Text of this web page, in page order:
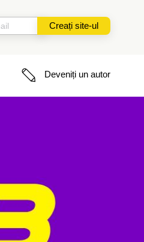
Creați site-ul
Deveniți un autor